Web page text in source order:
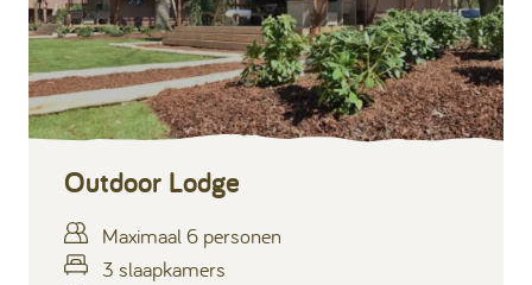
Outdoor Lodge
Maximaal 6 personen
3 slaapkamers